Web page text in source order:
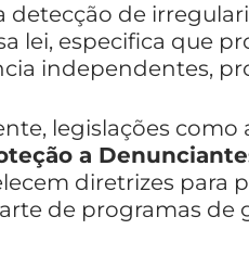
detecção de
lei, especifica que
independentes,
legislações como
a
diretrizes para
de programas de